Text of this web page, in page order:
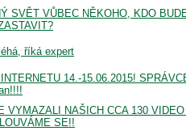
SVĚT VŮBEC NĚKOHO, KDO
říká expert
14.-15.06.2015!
NAŠICH CCA 130
SE!!